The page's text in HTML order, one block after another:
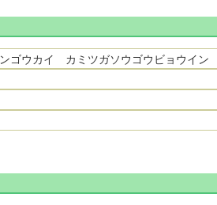
ゴウカイ カミツガソウゴウビョウイン